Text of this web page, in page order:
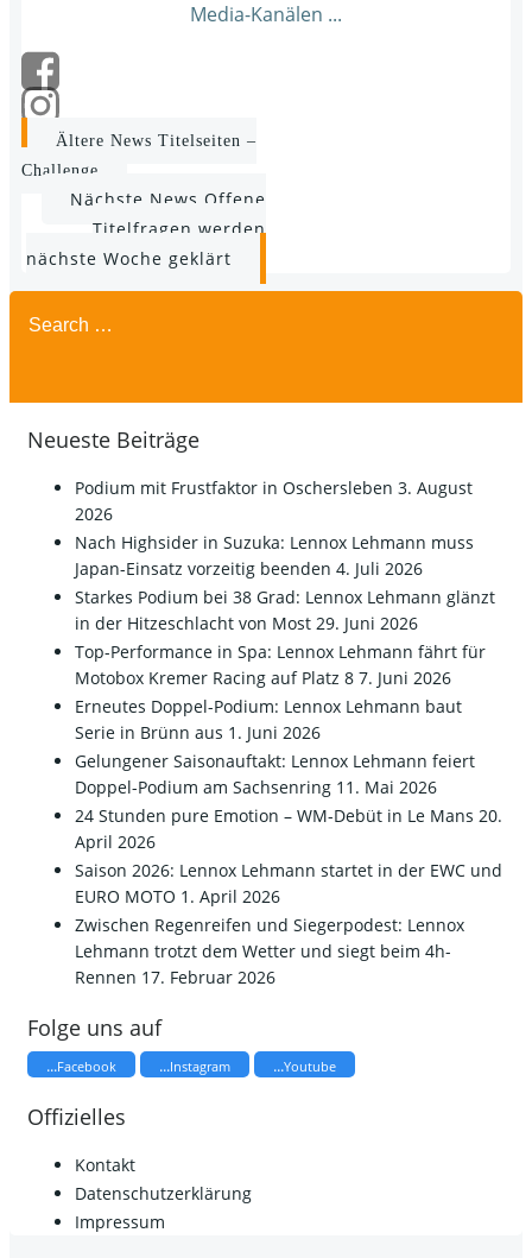
Media-Kanälen ...
Post
navigation
Ältere News Titelseiten –
Challenge
Post
navigation
Nächste News Offene
Titelfragen werden
nächste Woche geklärt
Search
for:
Neueste Beiträge
Podium mit Frustfaktor in Oschersleben 3. August
2026
Nach Highsider in Suzuka: Lennox Lehmann muss
Japan-Einsatz vorzeitig beenden 4. Juli 2026
Starkes Podium bei 38 Grad: Lennox Lehmann glänzt
in der Hitzeschlacht von Most 29. Juni 2026
Top-Performance in Spa: Lennox Lehmann fährt für
Motobox Kremer Racing auf Platz 8 7. Juni 2026
Erneutes Doppel-Podium: Lennox Lehmann baut
Serie in Brünn aus 1. Juni 2026
Gelungener Saisonauftakt: Lennox Lehmann feiert
Doppel-Podium am Sachsenring 11. Mai 2026
24 Stunden pure Emotion – WM-Debüt in Le Mans 20.
April 2026
Saison 2026: Lennox Lehmann startet in der EWC und
EURO MOTO 1. April 2026
​Zwischen Regenreifen und Siegerpodest: Lennox
Lehmann trotzt dem Wetter und siegt beim 4h-
Rennen 17. Februar 2026
Folge uns auf
...Facebook ...Instagram ...Youtube
Offizielles
Kontakt
Datenschutzerklärung
Impressum